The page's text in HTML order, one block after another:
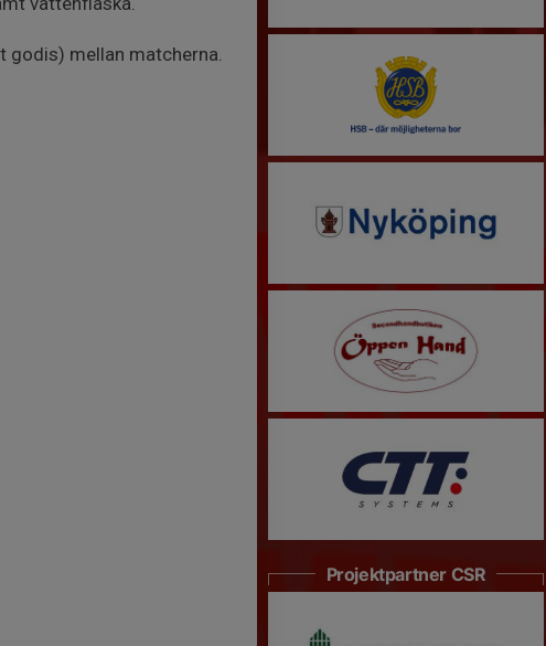
godis) mellan matcherna.
Projektpartner CSR